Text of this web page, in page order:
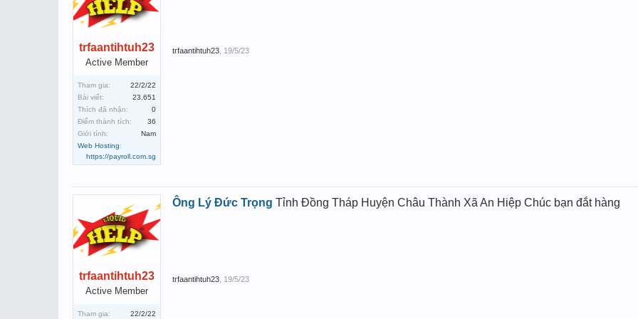
trfaantihtuh23
Active Member
Tham gia:
22/2/22
Bài viết:
23,651
Thích đã nhận:
0
Điểm thành tích:
36
Giới tính:
Nam
Web Hosting:
https://payroll.com.sg
trfaantihtuh23 19/5/23
trfaantihtuh23
Active Member
Tham gia: 22/2/22
Ông Lý Đức Trọng Tỉnh Đồng Tháp Huyện Châu Thành Xã An Hiệp Chúc bạn đắt hàng
trfaantihtuh23 19/5/23